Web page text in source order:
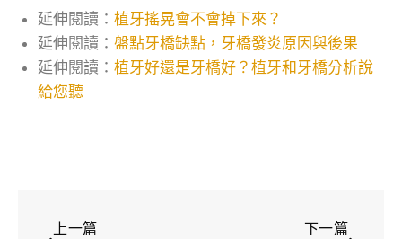
延伸閱讀：植牙搖晃會不會掉下來？
延伸閱讀：盤點牙橋缺點，牙橋發炎原因與後果
延伸閱讀：植牙好還是牙橋好？植牙和牙橋分析說
給您聽
上一篇 下一篇